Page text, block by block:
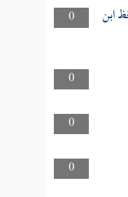
0
ابن
0
0
0